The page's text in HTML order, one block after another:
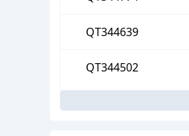
QT344639
QT344502